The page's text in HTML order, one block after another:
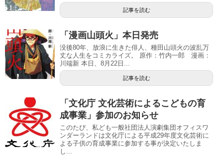
記事を読む
「漫画山頭火」本日発売
没後80年、放浪に生きた俳人、種田山頭火の波乱万
丈な人生をコミカライズ。 原作：竹内一郎 漫画：
川端新 本日、8月22日...
記事を読む
「文化庁 文化芸術によるこどもの育
成事業」参加のお知らせ
このたび、私ども一般社団法人演劇集団オフィスワ
ンダーランドは文化庁による平成29年度文化芸術に
よる子供の育成事業に参加する事が決定いたしま
し...